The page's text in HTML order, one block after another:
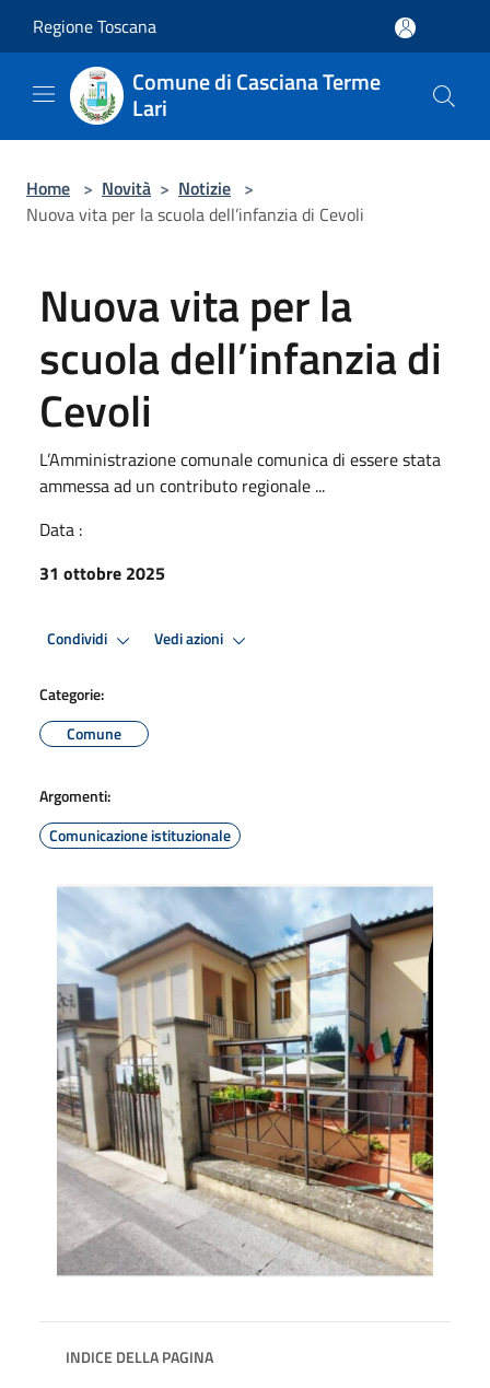
Regione Toscana
Comune di Casciana Terme
Lari
Home > Novità > Notizie >
Nuova vita per la scuola dell’infanzia di Cevoli
Nuova vita per la
scuola dell’infanzia di
Cevoli
L’Amministrazione comunale comunica di essere stata
ammessa ad un contributo regionale ...
Data :
31 ottobre 2025
Condividi Vedi azioni
Categorie:
Comune
Argomenti:
Comunicazione istituzionale
INDICE DELLA PAGINA